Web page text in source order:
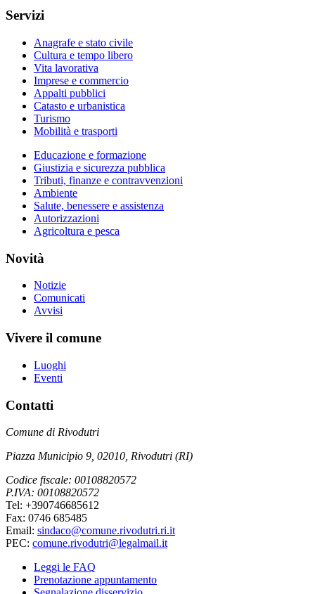
Servizi
Anagrafe e stato civile
Cultura e tempo libero
Vita lavorativa
Imprese e commercio
Appalti pubblici
Catasto e urbanistica
Turismo
Mobilità e trasporti
Educazione e formazione
Giustizia e sicurezza pubblica
Tributi, finanze e contravvenzioni
Ambiente
Salute, benessere e assistenza
Autorizzazioni
Agricoltura e pesca
Novità
Notizie
Comunicati
Avvisi
Vivere il comune
Luoghi
Eventi
Contatti
Comune di Rivodutri
Piazza Municipio 9, 02010, Rivodutri (RI)
Codice fiscale: 00108820572
P.IVA: 00108820572
Tel: +390746685612
Fax: 0746 685485
Email: sindaco@comune.rivodutri.ri.it
PEC: comune.rivodutri@legalmail.it
Leggi le FAQ
Prenotazione appuntamento